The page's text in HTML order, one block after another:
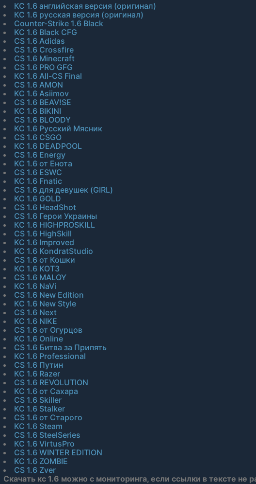
КС 1.6 английская версия (оригинал)
КС 1.6 русская версия (оригинал)
Counter-Strike 1.6 Black
КС 1.6 Black CFG
CS 1.6 Adidas
CS 1.6 Crossfire
CS 1.6 Minecraft
CS 1.6 PRO GFG
КС 1.6 All-CS Final
CS 1.6 AMON
КС 1.6 Asiimov
CS 1.6 BEAV!SE
КС 1.6 BIKINI
CS 1.6 BLOODY
КС 1.6 Русский Мясник
CS 1.6 CSGO
КС 1.6 DEADPOOL
CS 1.6 Energy
КС 1.6 от Енота
CS 1.6 ESWC
КС 1.6 Fnatic
CS 1.6 для девушек (GIRL)
КС 1.6 GOLD
CS 1.6 HeadShot
CS 1.6 Герои Украины
КС 1.6 HIGHPROSKILL
CS 1.6 HighSkill
КС 1.6 Improved
КС 1.6 KondratStudio
CS 1.6 от Кошки
КС 1.6 KOT3
CS 1.6 MALOY
КС 1.6 NaVi
CS 1.6 New Edition
КС 1.6 New Style
CS 1.6 Next
КС 1.6 NIKE
CS 1.6 от Огурцов
КС 1.6 Online
CS 1.6 Битва за Припять
КС 1.6 Professional
CS 1.6 Путин
КС 1.6 Razer
CS 1.6 REVOLUTION
КС 1.6 от Сахара
CS 1.6 Skiller
КС 1.6 Stalker
CS 1.6 от Старого
КС 1.6 Steam
CS 1.6 SteelSeries
КС 1.6 VirtusPro
CS 1.6 WINTER EDITION
КС 1.6 ZOMBIE
CS 1.6 Zver
Скачать кс 1.6 можно с мониторинга, если ссылки в тексте не